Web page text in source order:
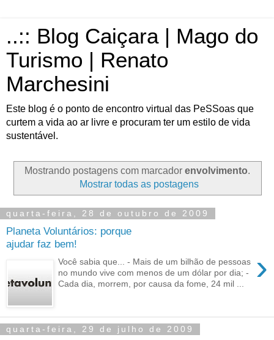
..:: Blog Caiçara | Mago do
Turismo | Renato
Marchesini
Este blog é o ponto de encontro virtual das PeSSoas que
curtem a vida ao ar livre e procuram ter um estilo de vida
sustentável.
Mostrando postagens com marcador envolvimento.
Mostrar todas as postagens
quarta-feira, 28 de outubro de 2009
Planeta Voluntários: porque
ajudar faz bem!
›
Você sabia que... - Mais de um bilhão de pessoas
no mundo vive com menos de um dólar por dia; -
Cada dia, morrem, por causa da fome, 24 mil ...
quarta-feira, 29 de julho de 2009